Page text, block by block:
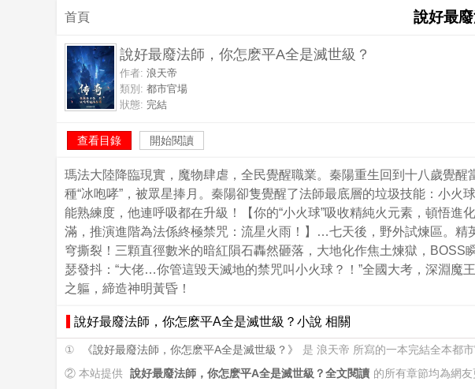
首頁 說好最
說好最廢法師，你怎麽平A全是滅世級？
作者: 浪天帝
類別: 都市官場
狀態: 完結
查看目錄 開始閱讀
瑪法大陸降臨現實，魔物肆虐，全民覺醒職業。秦陽重生回到十八歲覺
種“冰咆哮”，被眾星捧月。秦陽卻隻覺醒了法師最底層的垃圾技能：小
能熟練度，他連呼吸都在升級！【你的“小火球”吸收精純火元素，頓悟進
滿，推演進階為法係終極禁咒：流星火雨！】…七天後，野外試煉區。
穹撕裂！三顆直徑數米的暗紅隕石轟然砸落，大地化作焦土煉獄，
瑟發抖：“大佬…你管這毀天滅地的禁咒叫小火球？！”全國大考，深淵魔
之軀，締造神明黃昏！
說好最廢法師，你怎麽平A全是滅世級？小說 相關
① 《說好最廢法師，你怎麽平A全是滅世級？》
是 浪天帝 所寫的一本完結全本都市
② 本站提供 說好最廢法師，你怎麽平A全是滅世級？全文閱讀 的所有章節均為網